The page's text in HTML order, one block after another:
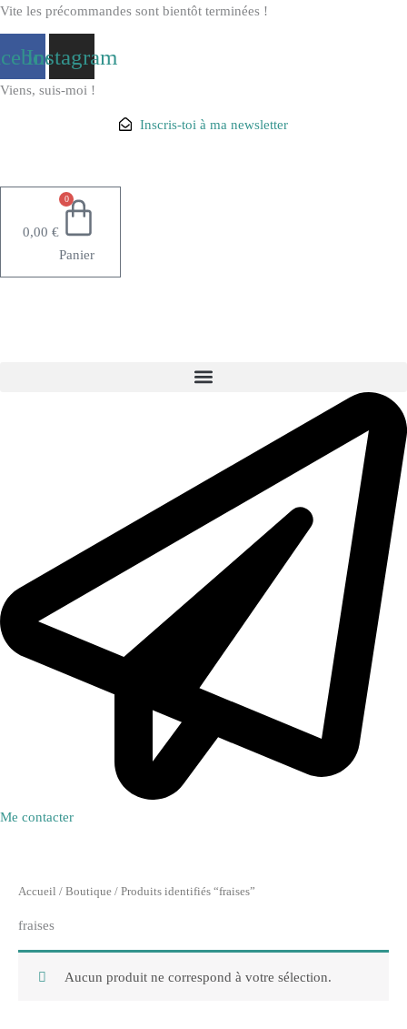
Aller
au
contenu
Vite les précommandes sont bientôt terminées !
Instagram
Viens, suis-moi !
Inscris-toi à ma newsletter
0,00 €
0
Panier
Me contacter
Accueil / Boutique / Produits identifiés “fraises”
fraises
Aucun produit ne correspond à votre sélection.